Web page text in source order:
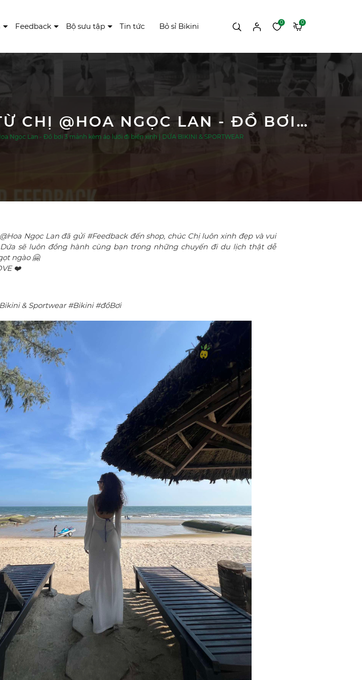
Feedback Bộ sưu tập Tin tức Bỏ sỉ Bikini 0 0
#613 FEEDBACK XINH ĐẸP TỪ CHỊ @HOA NGỌC LAN - ĐỒ BƠI 3 MẢNH KÈM ÁO LƯỚI ĐI BIỂN XINH | DỨA BIKINI & SPORTWEAR
Ngọc Lan - Đồ bơi 3 mảnh kèm áo lưới đi biển xinh | DỨA BIKINI & SPORTWEAR
Ngọc Lan đã gửi #Feedback đến shop, chúc Chị luôn xinh đẹp và vui
Dứa sẽ luôn đồng hành cùng bạn trong những chuyến đi du lịch thật dễ
ngào 🤗
❤️
& Sportwear #Bikini #đồBơi